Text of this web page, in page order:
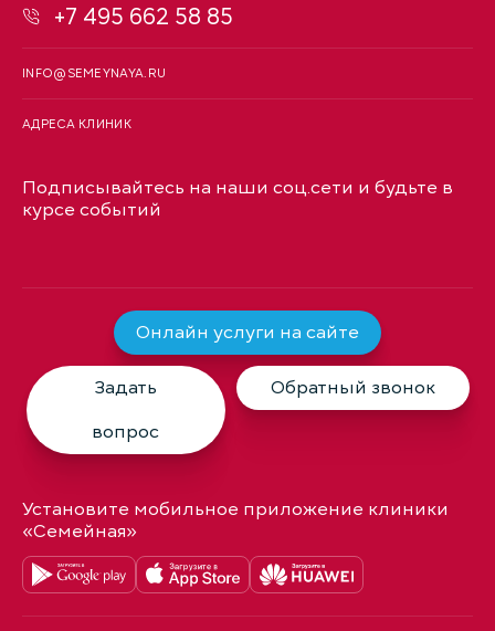
+7 495 662 58 85
INFO@SEMEYNAYA.RU
АДРЕСА КЛИНИК
Подписывайтесь на наши соц.сети и будьте в
курсе событий
Онлайн услуги на сайте
Задать
вопрос
Обратный звонок
Установите мобильное приложение клиники
«Семейная»